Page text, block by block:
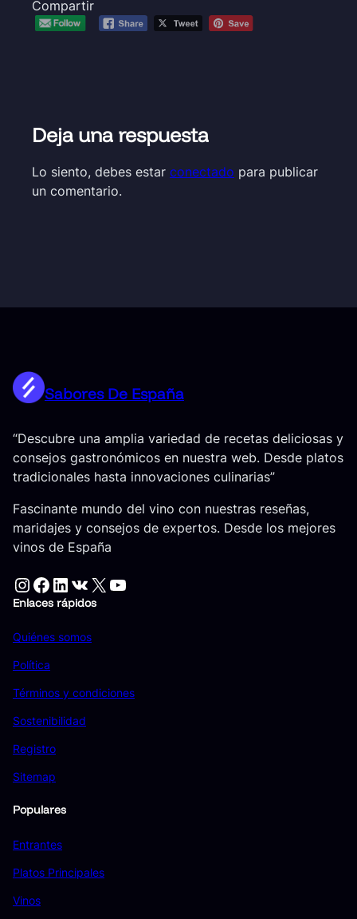
Compartir
Deja una respuesta
Lo siento, debes estar conectado para publicar
un comentario.
Sabores De España
“Descubre una amplia variedad de recetas deliciosas y
consejos gastronómicos en nuestra web. Desde platos
tradicionales hasta innovaciones culinarias”
Fascinante mundo del vino con nuestras reseñas,
maridajes y consejos de expertos. Desde los mejores
vinos de España
Instagram Facebook LinkedIn VK X YouTube
Enlaces rápidos
Quiénes somos
Política
Términos y condiciones
Sostenibilidad
Registro
Sitemap
Populares
Entrantes
Platos Principales
Vinos